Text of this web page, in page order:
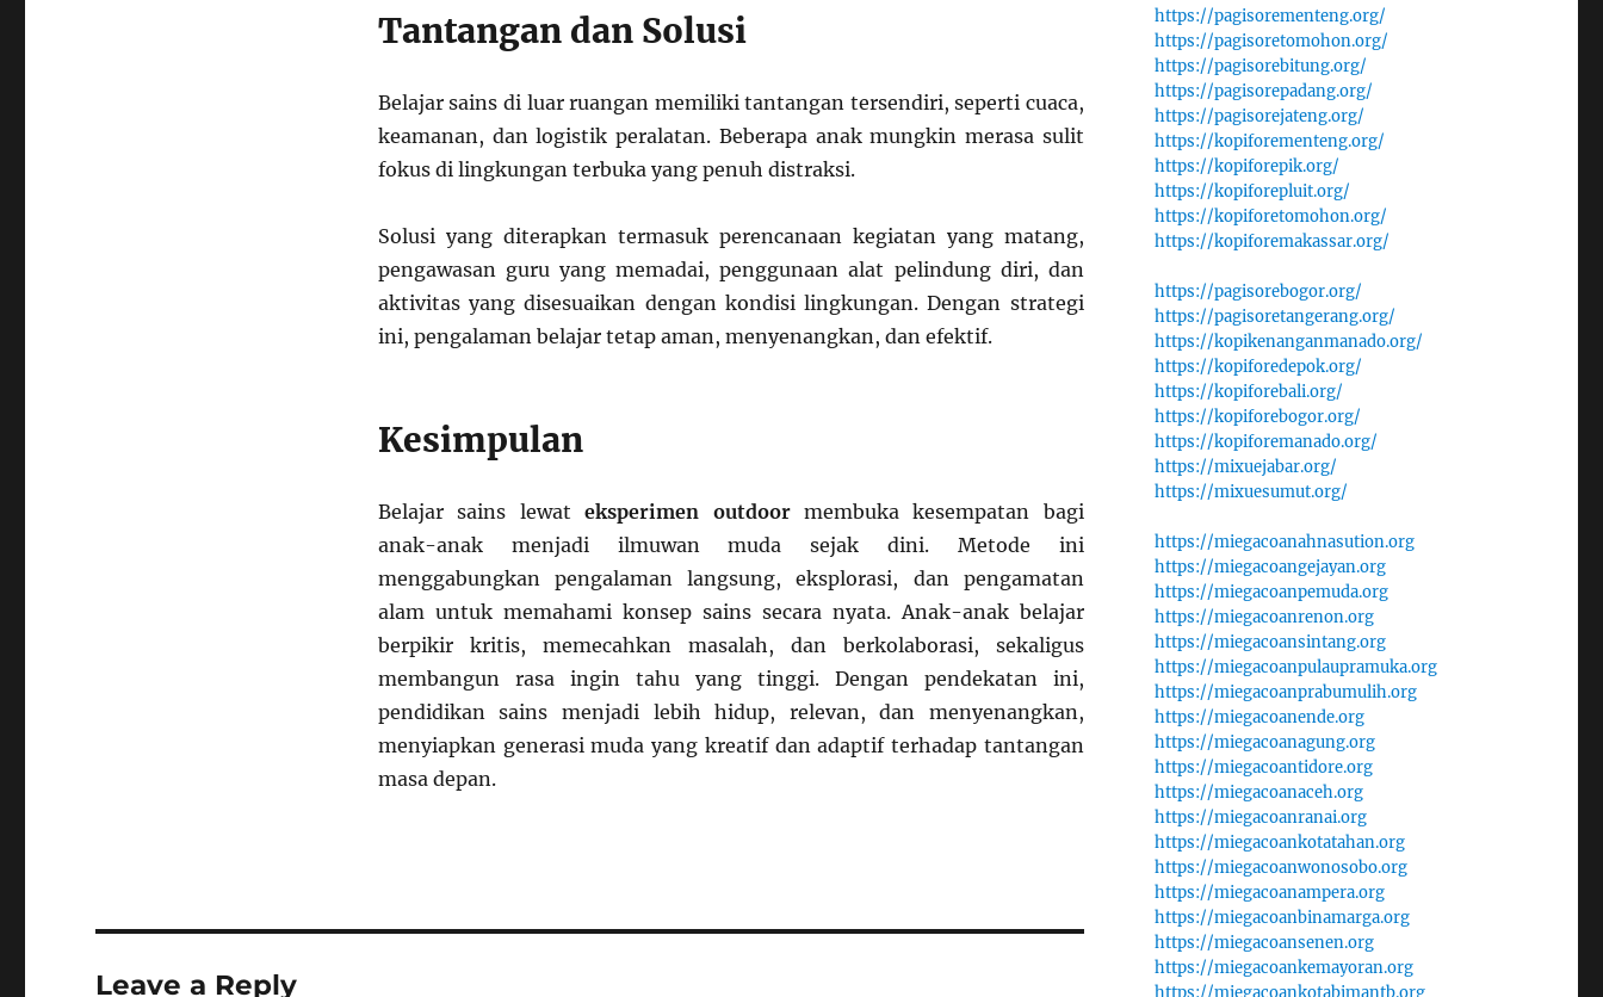
Tantangan dan Solusi
Belajar sains di luar ruangan memiliki tantangan tersendiri, seperti cuaca,
keamanan, dan logistik peralatan. Beberapa anak mungkin merasa sulit
fokus di lingkungan terbuka yang penuh distraksi.
Solusi yang diterapkan termasuk perencanaan kegiatan yang matang,
pengawasan guru yang memadai, penggunaan alat pelindung diri, dan
aktivitas yang disesuaikan dengan kondisi lingkungan. Dengan strategi
ini, pengalaman belajar tetap aman, menyenangkan, dan efektif.
Kesimpulan
Belajar sains lewateksperimen outdoormembuka kesempatan bagi
anak-anak menjadi ilmuwan muda sejak dini. Metode ini
menggabungkan pengalaman langsung, eksplorasi, dan pengamatan
alam untuk memahami konsep sains secara nyata. Anak-anak belajar
berpikir kritis, memecahkan masalah, dan berkolaborasi, sekaligus
membangun rasa ingin tahu yang tinggi. Dengan pendekatan ini,
pendidikan sains menjadi lebih hidup, relevan, dan menyenangkan,
menyiapkan generasi muda yang kreatif dan adaptif terhadap tantangan
masa depan.
Leave a Reply
https://pagisorementeng.org/
https://pagisoretomohon.org/
https://pagisorebitung.org/
https://pagisorepadang.org/
https://pagisorejateng.org/
https://kopiforementeng.org/
https://kopiforepik.org/
https://kopiforepluit.org/
https://kopiforetomohon.org/
https://kopiforemakassar.org/
https://pagisorebogor.org/
https://pagisoretangerang.org/
https://kopikenanganmanado.org/
https://kopiforedepok.org/
https://kopiforebali.org/
https://kopiforebogor.org/
https://kopiforemanado.org/
https://mixuejabar.org/
https://mixuesumut.org/
https://miegacoanahnasution.org
https://miegacoangejayan.org
https://miegacoanpemuda.org
https://miegacoanrenon.org
https://miegacoansintang.org
https://miegacoanpulaupramuka.org
https://miegacoanprabumulih.org
https://miegacoanende.org
https://miegacoanagung.org
https://miegacoantidore.org
https://miegacoanaceh.org
https://miegacoanranai.org
https://miegacoankotatahan.org
https://miegacoanwonosobo.org
https://miegacoanampera.org
https://miegacoanbinamarga.org
https://miegacoansenen.org
https://miegacoankemayoran.org
https://miegacoankotabimantb.org